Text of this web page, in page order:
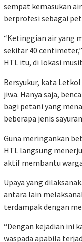
sempat kemasukan
berprofesi sebagai
“Ketinggian air yang
sekitar 40
HTL itu, di lokasi
Bersyukur, kata
jiwa. Hanya saja,
bagi petani yang
beberapa jenis
Guna meringankan
HTL langsung
aktif membantu
Upaya yang
antara lain
terdampak dengan
“Dengan kejadian ini
waspada apabila